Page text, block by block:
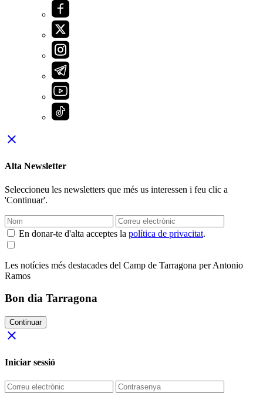
close
Alta Newsletter
Seleccioneu les newsletters que més us interessen i feu clic a
'Continuar'.
En donar-te d'alta acceptes la política de privacitat.
Les notícies més destacades del Camp de Tarragona per Antonio
Ramos
Bon dia Tarragona
Continuar
close
Iniciar sessió